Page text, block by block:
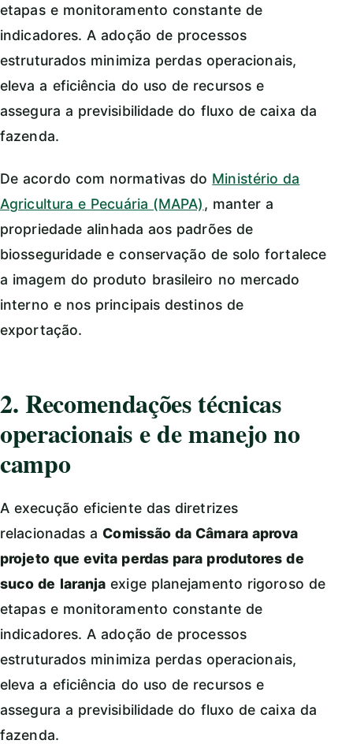
etapas e monitoramento constante de
indicadores. A adoção de processos
estruturados minimiza perdas operacionais,
eleva a eficiência do uso de recursos e
assegura a previsibilidade do fluxo de caixa da
fazenda.
De acordo com normativas do Ministério da
Agricultura e Pecuária (MAPA), manter a
propriedade alinhada aos padrões de
biosseguridade e conservação de solo fortalece
a imagem do produto brasileiro no mercado
interno e nos principais destinos de
exportação.
2. Recomendações técnicas
operacionais e de manejo no
campo
A execução eficiente das diretrizes
relacionadas aComissão da Câmara aprova
projeto que evita perdas para produtores de
suco de laranja exige planejamento rigoroso de
etapas e monitoramento constante de
indicadores. A adoção de processos
estruturados minimiza perdas operacionais,
eleva a eficiência do uso de recursos e
assegura a previsibilidade do fluxo de caixa da
fazenda.